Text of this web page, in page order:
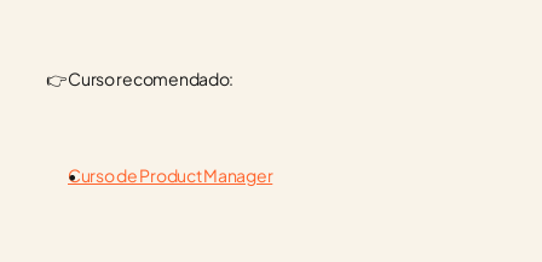
👉 Curso recomendado:
Curso de Product Manager